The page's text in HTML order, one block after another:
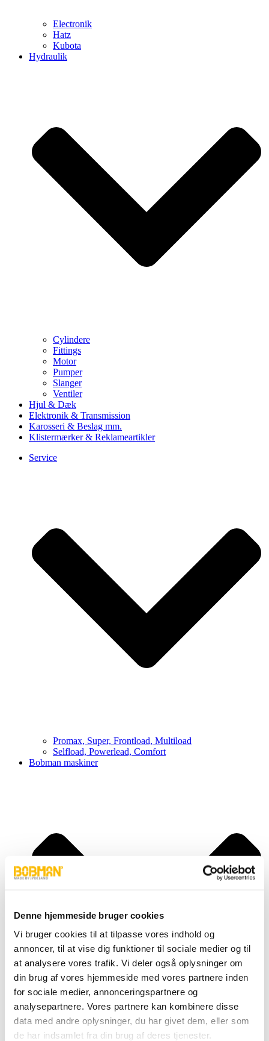
Denne hjemmeside bruger cookies
Vi bruger cookies til at tilpasse vores indhold og
annoncer, til at vise dig funktioner til sociale medier og til
at analysere vores trafik. Vi deler også oplysninger om
din brug af vores hjemmeside med vores partnere inden
for sociale medier, annonceringspartnere og
analysepartnere. Vores partnere kan kombinere disse
data med andre oplysninger, du har givet dem, eller som
de har indsamlet fra din brug af deres tjenester.
Electronik
Hatz
Kubota
Hydraulik
Cylindere
Fittings
Motor
Pumper
Slanger
Ventiler
Hjul & Dæk
Elektronik & Transmission
Karosseri & Beslag mm.
Klistermærker & Reklameartikler
Service
Promax, Super, Frontload, Multiload
Selfload, Powerlead, Comfort
Bobman maskiner